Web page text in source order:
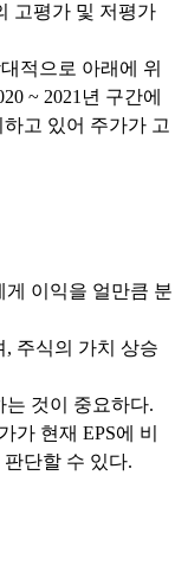
고평가 및 저평가
적으로 아래에 위
~ 2021년 구간에
고 있어 주가가 고
게 이익을 얼만큼 분
, 주식의 가치 상승
는 것이 중요하다.
가 현재 EPS에 비
단할 수 있다.